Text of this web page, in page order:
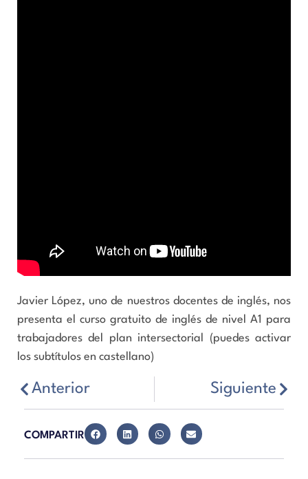
Javier López, uno de nuestros docentes de inglés, nos
presenta el curso gratuito de inglés de nivel A1 para
trabajadores del plan intersectorial (puedes activar
los subtítulos en castellano)
Anterior Siguiente
COMPARTIR